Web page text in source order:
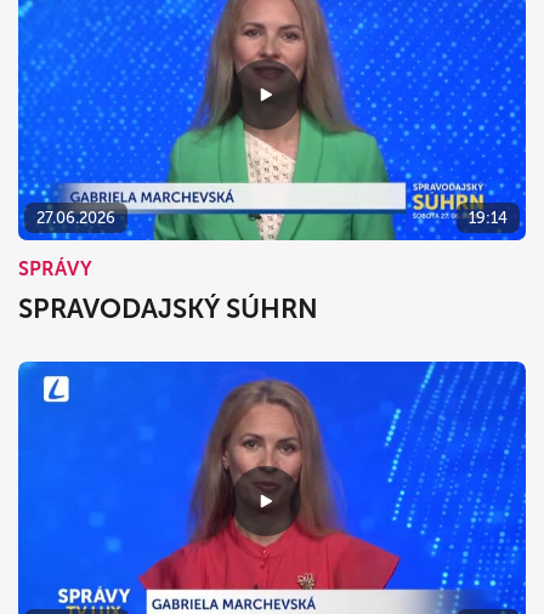
27.06.2026 19:14
SPRÁVY
SPRAVODAJSKÝ SÚHRN